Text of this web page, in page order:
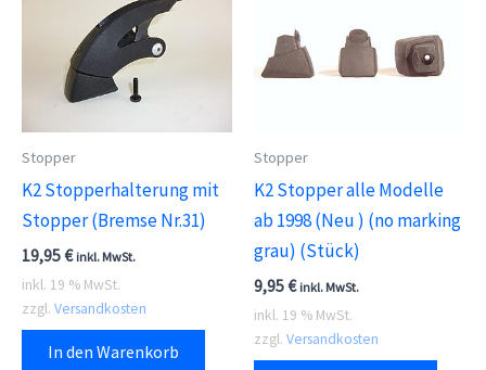
Stopper
K2 Stopperhalterung mit
Stopper (Bremse Nr.31)
19,95€ inkl. MwSt.
inkl. 19 % MwSt.
zzgl. Versandkosten
In den Warenkorb
Stopper
K2 Stopper alle Modelle
ab 1998 (Neu ) (no marking
grau) (Stück)
9,95€ inkl. MwSt.
inkl. 19 % MwSt.
zzgl. Versandkosten